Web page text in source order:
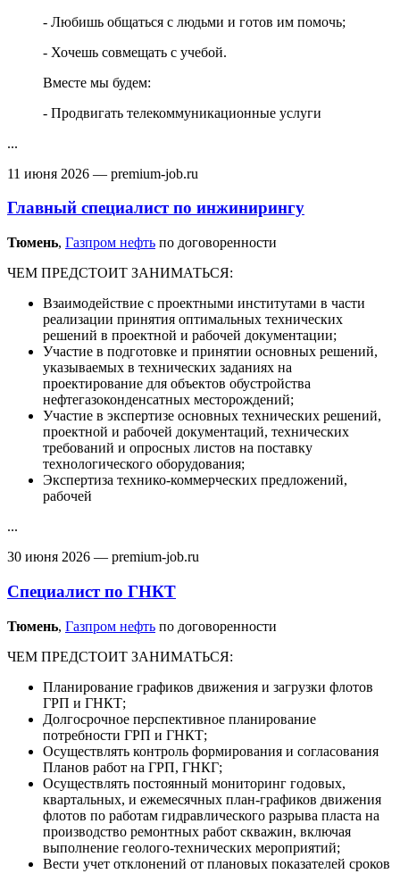
- Любишь общаться с людьми и готов им помочь;
- Хочешь совмещать с учебой.
Вместе мы будем:
- Продвигать телекоммуникационные услуги
...
11 июня 2026 — premium-job.ru
Главный специалист по инжинирингу
Тюмень‎, Газпром нефть по договоренности
ЧЕМ ПРЕДСТОИТ ЗАНИМАТЬСЯ:
Взаимодействие с проектными институтами в части
реализации принятия оптимальных технических
решений в проектной и рабочей документации;
Участие в подготовке и принятии основных решений,
указываемых в технических заданиях на
проектирование для объектов обустройства
нефтегазоконденсатных месторождений;
Участие в экспертизе основных технических решений,
проектной и рабочей документаций, технических
требований и опросных листов на поставку
технологического оборудования;
Экспертиза технико-коммерческих предложений,
рабочей
...
30 июня 2026 — premium-job.ru
Специалист по ГНКТ
Тюмень‎, Газпром нефть по договоренности
​​​​​ЧЕМ ПРЕДСТОИТ ЗАНИМАТЬСЯ:
Планирование графиков движения и загрузки флотов
ГРП и ГНКТ;
Долгосрочное перспективное планирование
потребности ГРП и ГНКТ;
Осуществлять контроль формирования и согласования
Планов работ на ГРП, ГНКГ;
Осуществлять постоянный мониторинг годовых,
квартальных, и ежемесячных план-графиков движения
флотов по работам гидравлического разрыва пласта на
производство ремонтных работ скважин, включая
выполнение геолого-технических мероприятий;
Вести учет отклонений от плановых показателей сроков